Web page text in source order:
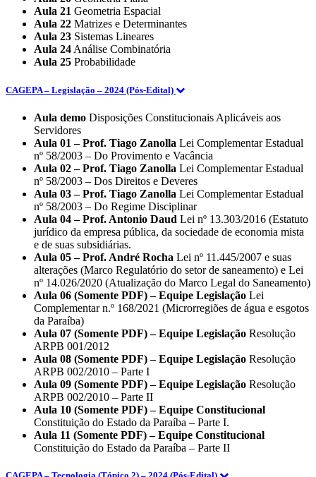
Aula 21 Geometria Espacial
Aula 22 Matrizes e Determinantes
Aula 23 Sistemas Lineares
Aula 24 Análise Combinatória
Aula 25 Probabilidade
CAGEPA – Legislação – 2024 (Pós-Edital)
Aula demo Disposições Constitucionais Aplicáveis aos
Servidores
Aula 01 – Prof. Tiago Zanolla Lei Complementar Estadual
nº 58/2003 – Do Provimento e Vacância
Aula 02 – Prof. Tiago Zanolla Lei Complementar Estadual
nº 58/2003 – Dos Direitos e Deveres
Aula 03 – Prof. Tiago Zanolla Lei Complementar Estadual
nº 58/2003 – Do Regime Disciplinar
Aula 04 – Prof. Antonio Daud Lei nº 13.303/2016 (Estatuto
jurídico da empresa pública, da sociedade de economia mista
e de suas subsidiárias.
Aula 05 – Prof. André Rocha Lei nº 11.445/2007 e suas
alterações (Marco Regulatório do setor de saneamento) e Lei
nº 14.026/2020 (Atualização do Marco Legal do Saneamento)
Aula 06 (Somente PDF) – Equipe Legislação Lei
Complementar n.º 168/2021 (Microrregiões de água e esgotos
da Paraíba)
Aula 07 (Somente PDF) – Equipe Legislação Resolução
ARPB 001/2012
Aula 08 (Somente PDF) – Equipe Legislação Resolução
ARPB 002/2010 – Parte I
Aula 09 (Somente PDF) – Equipe Legislação Resolução
ARPB 002/2010 – Parte II
Aula 10 (Somente PDF) – Equipe Constitucional
Constituição do Estado da Paraíba – Parte I.
Aula 11 (Somente PDF) – Equipe Constitucional
Constituição do Estado da Paraíba – Parte II